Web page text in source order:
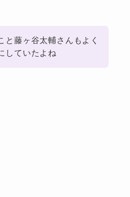
と藤ヶ谷太輔さんもよく
していたよね